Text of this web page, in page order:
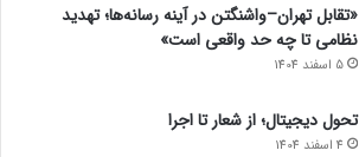
«تقابل تهران–واشنگتن در آینه رسانه‌ها؛ تهدید
نظامی تا چه حد واقعی است»
5 اسفند 1404
تحول دیجیتال؛ از شعار تا اجرا
4 اسفند 1404